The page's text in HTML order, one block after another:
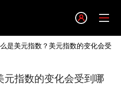
是美元指数？美元指数的变化会受
指数的变化会受到哪